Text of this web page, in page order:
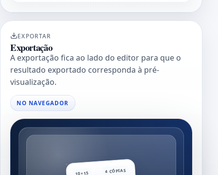
EXPORTAR
Exportação
A exportação fica ao lado do editor para que o
resultado exportado corresponda à pré-
visualização.
NO NAVEGADOR
10×15 4 CÓPIAS